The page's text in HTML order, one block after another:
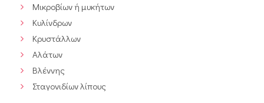
Μικροβίων ή μυκήτων
Κυλίνδρων
Κρυστάλλων
Αλάτων
Βλέννης
Σταγονιδίων λίπους